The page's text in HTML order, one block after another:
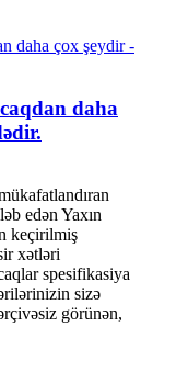
daha
edən Yaxın
keçirilmiş
xətləri
spesifikasiya
sizə
görünən,